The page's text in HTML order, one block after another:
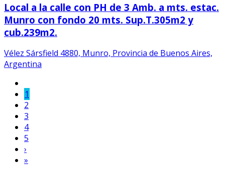
Local a la calle con PH de 3 Amb. a mts. estac.
Munro con fondo 20 mts. Sup.T.305m2 y
cub.239m2.
Vélez Sársfield 4880, Munro, Provincia de Buenos Aires,
Argentina
1
2
3
4
5
›
»